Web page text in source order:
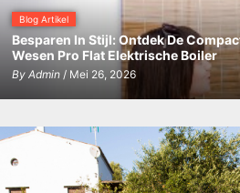
Blog Artikel
Besparen In Stijl: Ontdek De
Wesen Pro Flat Elektrische Boiler
By Admin/ Mei 26, 2026